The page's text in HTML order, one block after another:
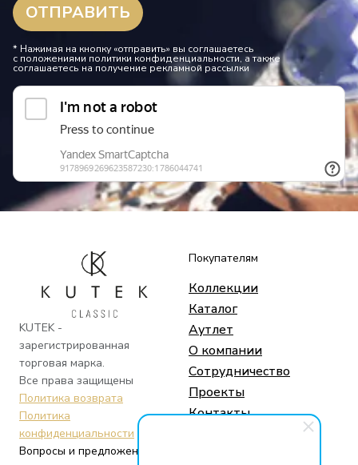
* Нажимая на кнопку «отправить» вы соглашаетесь
с положениями политики конфиденциальности, а также
соглашаетесь на получение рекламной рассылки
KUTEK -
зарегистрированная
торговая марка.
Все права защищены
Политика возврата
Политика
конфиденциальности
Покупателям
Коллекции
Каталог
Аутлет
О компании
Сотрудничество
Проекты
Контакты
Вопросы и предложения